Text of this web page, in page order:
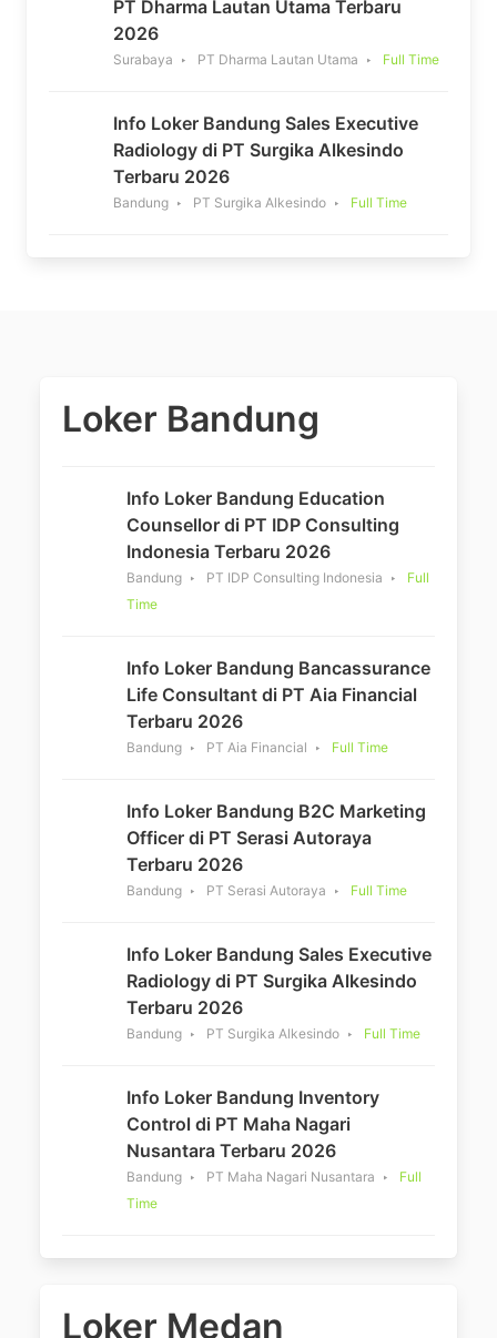
PT Dharma Lautan Utama Terbaru
2026
Surabaya PT Dharma Lautan Utama Full Time
Info Loker Bandung Sales Executive
Radiology di PT Surgika Alkesindo
Terbaru 2026
Bandung PT Surgika Alkesindo Full Time
Loker Bandung
Info Loker Bandung Education
Counsellor di PT IDP Consulting
Indonesia Terbaru 2026
Bandung PT IDP Consulting Indonesia
Full
Time
Info Loker Bandung Bancassurance
Life Consultant di PT Aia Financial
Terbaru 2026
Bandung PT Aia Financial Full Time
Info Loker Bandung B2C Marketing
Officer di PT Serasi Autoraya
Terbaru 2026
Bandung PT Serasi Autoraya Full Time
Info Loker Bandung Sales Executive
Radiology di PT Surgika Alkesindo
Terbaru 2026
Bandung PT Surgika Alkesindo Full Time
Info Loker Bandung Inventory
Control di PT Maha Nagari
Nusantara Terbaru 2026
Bandung PT Maha Nagari Nusantara
Full
Time
Loker Medan